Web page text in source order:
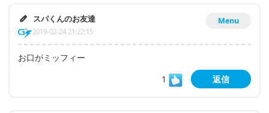
Menu
スパくんのお友達
2019-02-24 21:22:15
お口がミッフィー
1
返信